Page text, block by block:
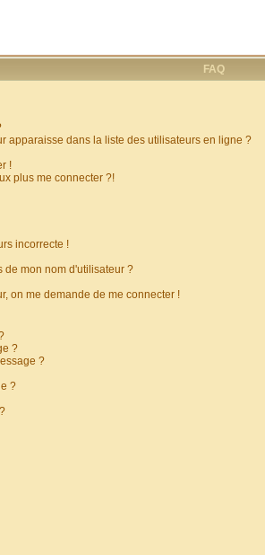
FAQ
apparaisse dans la liste des utilisateurs en ligne ?
!
plus me connecter ?!
incorrecte !
de mon nom d'utilisateur ?
on me demande de me connecter !
?
?
?